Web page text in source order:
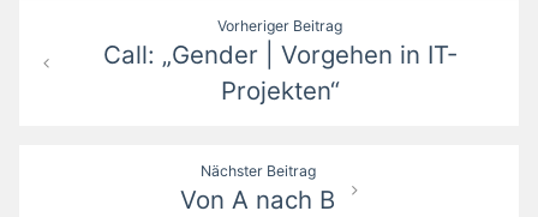
Beitragsnavigation
Vorheriger Beitrag
Call: „Gender | Vorgehen in IT-
Projekten“
Nächster Beitrag
Von A nach B